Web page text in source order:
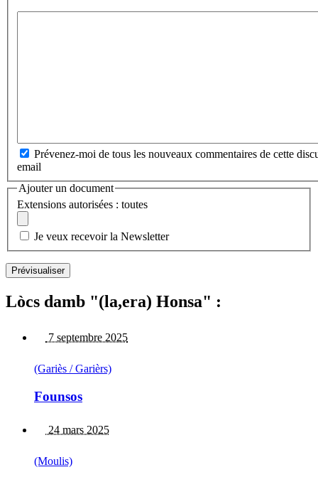
Prévenez-moi de tous les nouveaux commentaires de cette
email
Ajouter un document
Extensions autorisées : toutes
Je veux recevoir la Newsletter
Lòcs damb "(la,era) Honsa" :
7 septembre 2025
(Gariès / Garièrs)
Founsos
24 mars 2025
(Moulis)